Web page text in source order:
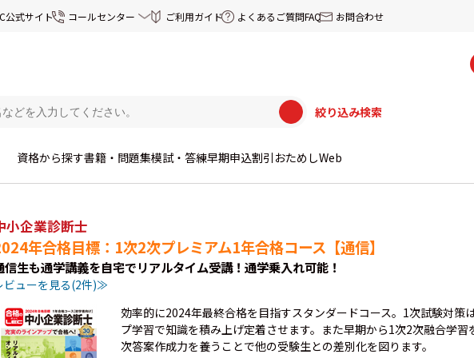
公式サイト コールセンター ご利用ガイド よくあるご質問FAQ お問合わせ
絞り込み検索
資格から探す書籍・問題集模試・答練早期申込割引 おためしWeb
小企業診断士
年合格目標：1次2次プレミアム1年合格コース【通信】
信生も通学講義を自宅でリアルタイム受講！通学乗入れ可能！
ビューを見る(2件)≫
効率的に2024年最終合格を目指すスタンダードコース。1次試験対策
プ学習で知識を積み上げ定着させます。また早期から1次2次融合学習
次答案作成力を養うことで他の受験生との差別化を図ります。